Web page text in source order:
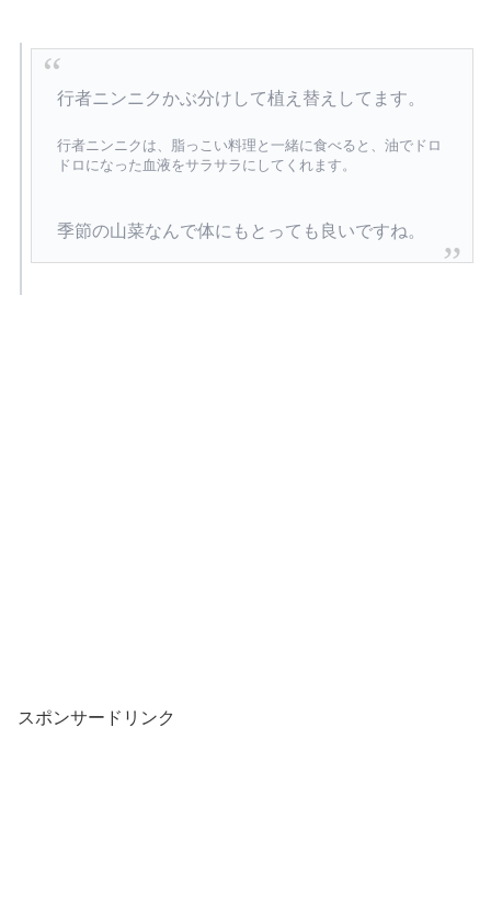
行者ニンニクかぶ分けして植え替えしてます。
行者ニンニクは、脂っこい料理と一緒に食べると、油でドロ
ドロになった血液をサラサラにしてくれます。
季節の山菜なんで体にもとっても良いですね。
スポンサードリンク